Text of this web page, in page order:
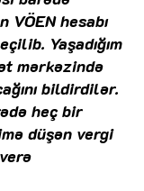
VÖEN hesabı
Yaşadığım
mərkəzində
bildirdilər.
heç bir
düşən vergi